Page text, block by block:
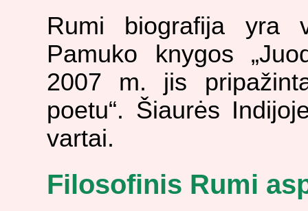
Rumi biografija yra
Pamuko knygos
2007 m. jis
poetu“. Šiaurės
vartai.
Filosofinis Rumi